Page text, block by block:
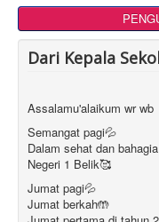
Dari Kepala
Assalamu'alaikum wr wb
Semangat pagi💦
Dalam sehat dan
Negeri 1 Belik🥰
Jumat pagi💦
Jumat berkah🤲